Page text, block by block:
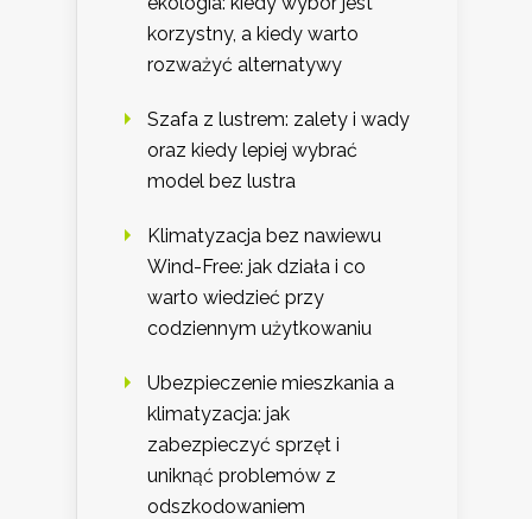
korzystny, a kiedy warto
rozważyć alternatywy
Szafa z lustrem: zalety i wady
oraz kiedy lepiej wybrać
model bez lustra
Klimatyzacja bez nawiewu
Wind-Free: jak działa i co
warto wiedzieć przy
codziennym użytkowaniu
Ubezpieczenie mieszkania a
klimatyzacja: jak
zabezpieczyć sprzęt i
uniknąć problemów z
odszkodowaniem